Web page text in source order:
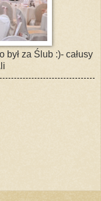
za Ślub :)- całusy